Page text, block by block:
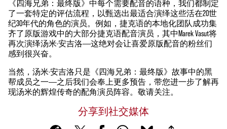
《四海兄弟：最终版》中每个需要配音的语种，我们都制定
了一套特定的评估流程，以甄选出最适合演绎这些活在20世
纪30年代的角色的演员。例如，捷克语的本地化团队成功集
齐了原版游戏中的大部分捷克语配音演员，其中Marek Vasut将
再次演绎汤米·安吉洛——这绝对会让喜爱原版配音的粉丝们
感到很兴奋。
当然，汤米·安吉洛只是《四海兄弟：最终版》故事中的黑
帮成员之一——之后我们会奉上更多预告，带您进一步了解再
现汤米的辉煌传奇的配角演员阵容。敬请关注。
分享到社交媒体